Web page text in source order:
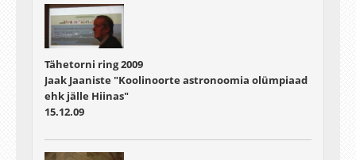
Tähetorni ring 2009
Jaak Jaaniste "Koolinoorte astronoomia olümpiaad
ehk jälle Hiinas"
15.12.09